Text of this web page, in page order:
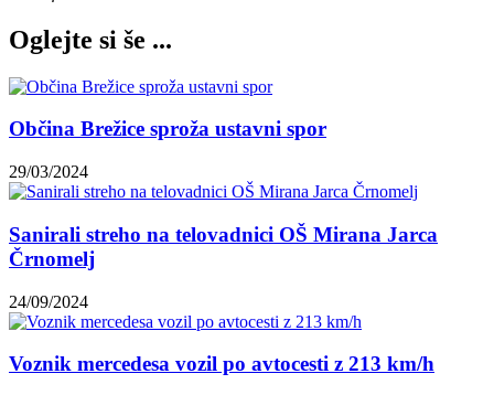
Oglejte si še ...
Občina Brežice sproža ustavni spor
29/03/2024
Sanirali streho na telovadnici OŠ Mirana Jarca
Črnomelj
24/09/2024
Voznik mercedesa vozil po avtocesti z 213 km/h